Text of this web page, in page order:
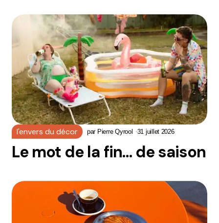
l'envers du décor par Pierre Qyrool 31 juillet 2026
Le mot de la fin… de saison